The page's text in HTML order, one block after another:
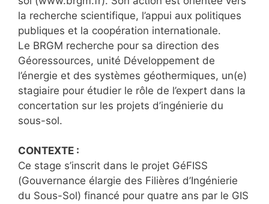
la recherche scientifique, l’appui aux politiques
publiques et la coopération internationale.
Le BRGM recherche pour sa direction des
Géoressources, unité Développement de
l’énergie et des systèmes géothermiques, un(e)
stagiaire pour étudier le rôle de l’expert dans la
concertation sur les projets d’ingénierie du
sous-sol.
CONTEXTE :
Ce stage s’inscrit dans le projet GéFISS
(Gouvernance élargie des Filières d’Ingénierie
du Sous-Sol) financé pour quatre ans par le GIS